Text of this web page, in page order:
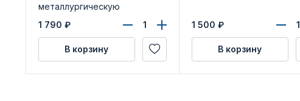
металлургическую
промышленность»
1 790 ₽
В корзину
1 500 ₽
В корзину